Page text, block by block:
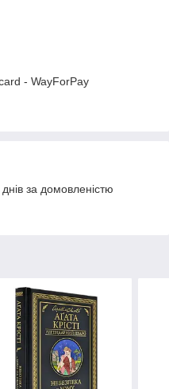
- WayForPay
за домовленістю